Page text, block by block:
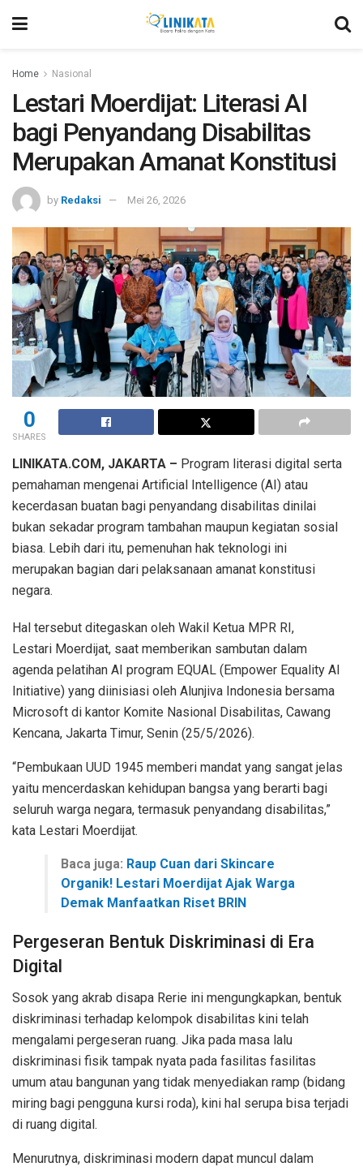
Home Nasional
Lestari Moerdijat: Literasi AI
bagi Penyandang Disabilitas
Merupakan Amanat Konstitusi
by Redaksi Mei 26, 2026
0
SHARES
LINIKATA.COM, JAKARTA – Program literasi digital serta
pemahaman mengenai Artificial Intelligence (AI) atau
kecerdasan buatan bagi penyandang disabilitas dinilai
bukan sekadar program tambahan maupun kegiatan sosial
biasa. Lebih dari itu, pemenuhan hak teknologi ini
merupakan bagian dari pelaksanaan amanat konstitusi
negara.
Hal tersebut ditegaskan oleh Wakil Ketua MPR RI,
Lestari Moerdijat, saat memberikan sambutan dalam
agenda pelatihan AI program EQUAL (Empower Equality AI
Initiative) yang diinisiasi oleh Alunjiva Indonesia bersama
Microsoft di kantor Komite Nasional Disabilitas, Cawang
Kencana, Jakarta Timur, Senin (25/5/2026).
“Pembukaan UUD 1945 memberi mandat yang sangat jelas
yaitu mencerdaskan kehidupan bangsa yang berarti bagi
seluruh warga negara, termasuk penyandang disabilitas,”
kata Lestari Moerdijat.
Baca juga: Raup Cuan dari Skincare
Organik! Lestari Moerdijat Ajak Warga
Demak Manfaatkan Riset BRIN
Pergeseran Bentuk Diskriminasi di Era
Digital
Sosok yang akrab disapa Rerie ini mengungkapkan, bentuk
diskriminasi terhadap kelompok disabilitas kini telah
mengalami pergeseran ruang. Jika pada masa lalu
diskriminasi fisik tampak nyata pada fasilitas fasilitas
umum atau bangunan yang tidak menyediakan ramp (bidang
miring bagi pengguna kursi roda), kini hal serupa bisa terjadi
di ruang digital.
Menurutnya, diskriminasi modern dapat muncul dalam